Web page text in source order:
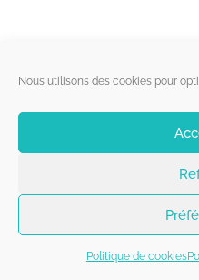
Nous utilisons des cookies pour
Politique de cookies
Liens utiles
Qui sommes-nous ?
Politique de cookies
Copyright 2026 - Belgorage